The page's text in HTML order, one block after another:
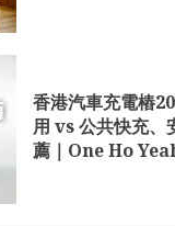
香港汽車充電樁
用 vs 公共快充、
薦｜One Ho